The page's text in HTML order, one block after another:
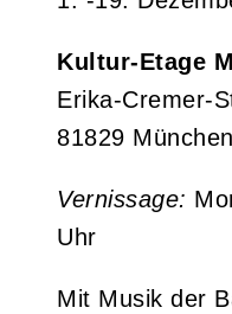
Kultur-Etage
Erika-Cremer-
81829 München
Vernissage:
Uhr
Mit Musik der